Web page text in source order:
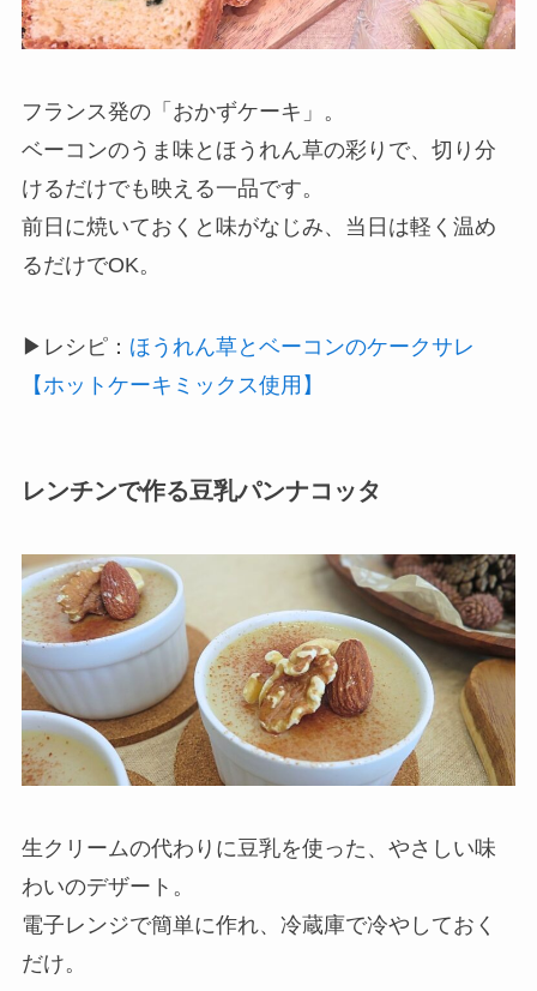
フランス発の「おかずケーキ」。
ベーコンのうま味とほうれん草の彩りで、切り分
けるだけでも映える一品です。
前日に焼いておくと味がなじみ、当日は軽く温め
るだけでOK。
▶レシピ： ほうれん草とベーコンのケークサレ
【ホットケーキミックス使用】
レンチンで作る豆乳パンナコッタ
生クリームの代わりに豆乳を使った、やさしい味
わいのデザート。
電子レンジで簡単に作れ、冷蔵庫で冷やしておく
だけ。